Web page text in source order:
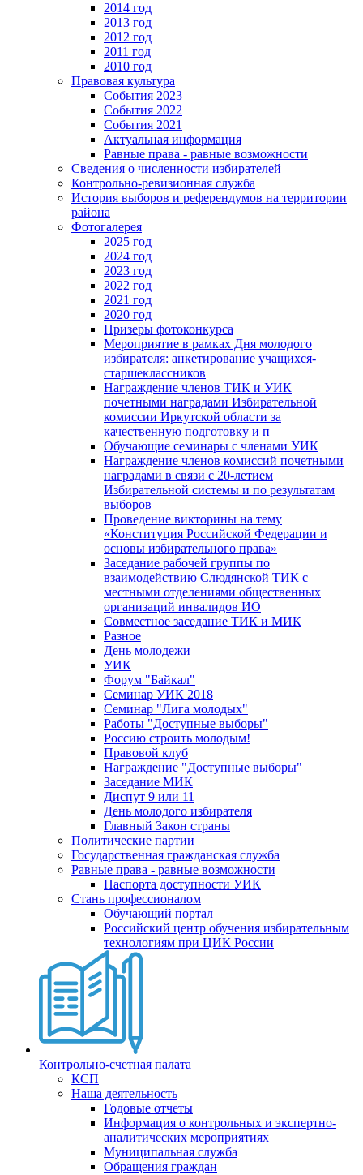
2014 год
2013 год
2012 год
2011 год
2010 год
Правовая культура
События 2023
События 2022
События 2021
Актуальная информация
Равные права - равные возможности
Сведения о численности избирателей
Контрольно-ревизионная служба
История выборов и референдумов на территории
района
Фотогалерея
2025 год
2024 год
2023 год
2022 год
2021 год
2020 год
Призеры фотоконкурса
Мероприятие в рамках Дня молодого
избирателя: анкетирование учащихся-
старшеклассников
Награждение членов ТИК и УИК
почетными наградами Избирательной
комиссии Иркутской области за
качественную подготовку и п
Обучающие семинары с членами УИК
Награждение членов комиссий почетными
наградами в связи с 20-летием
Избирательной системы и по результатам
выборов
Проведение викторины на тему
«Конституция Российской Федерации и
основы избирательного права»
Заседание рабочей группы по
взаимодействию Слюдянской ТИК с
местными отделениями общественных
организаций инвалидов ИО
Совместное заседание ТИК и МИК
Разное
День молодежи
УИК
Форум "Байкал"
Семинар УИК 2018
Семинар "Лига молодых"
Работы "Доступные выборы"
Россию строить молодым!
Правовой клуб
Награждение "Доступные выборы"
Заседание МИК
Диспут 9 или 11
День молодого избирателя
Главный Закон страны
Политические партии
Государственная гражданская служба
Равные права - равные возможности
Паспорта доступности УИК
Стань профессионалом
Обучающий портал
Российский центр обучения избирательным
технологиям при ЦИК России
Контрольно-счетная палата
КСП
Наша деятельность
Годовые отчеты
Информация о контрольных и экспертно-
аналитических мероприятиях
Муниципальная служба
Обращения граждан